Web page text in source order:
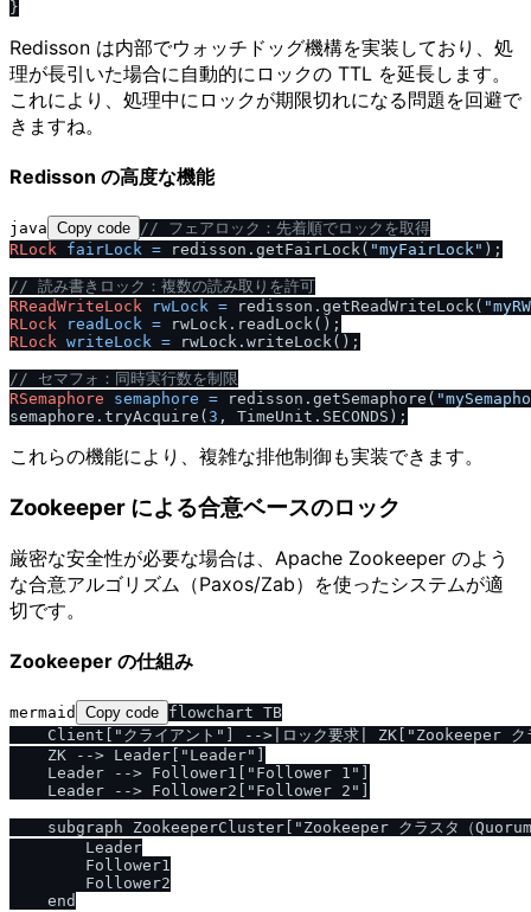
Redisson は内部でウォッチドッグ機構を実装しており、処
理が長引いた場合に自動的にロックの TTL を延長します。
これにより、処理中にロックが期限切れになる問題を回避で
きますね。
Redisson の高度な機能
java Copy code // フェアロック：先着順でロックを取得
RLock fairLock = redisson.getFairLock( "myFairLock" );
// 読み書きロック：複数の読み取りを許可
RReadWriteLock
rwLock = redisson.getReadWriteLock(
RLock
readLock =
RLock writeLock = rwLock.writeLock();
// セマフォ：同時実行数を制限
RSemaphore
semaphore = redisson.getSemaphore(
semaphore.tryAcquire( 3
これらの機能により、複雑な排他制御も実装できます。
Zookeeper による合意ベースのロック
厳密な安全性が必要な場合は、Apache Zookeeper のよう
な合意アルゴリズム（Paxos/Zab）を使ったシステムが適
切です。
Zookeeper の仕組み
mermaid Copy code flowchart TB
Client["クライアント"] -->|ロック要求| ZK["Zookeeper ク
    ZK --> Leader["Leader"]
    Leader --> Follower1["Follower 1"]
    Leader --> Follower2["Follower 2"]
subgraph ZookeeperCluster["Zookeeper クラスタ（
        Leader
        Follower1
        Follower2
    end